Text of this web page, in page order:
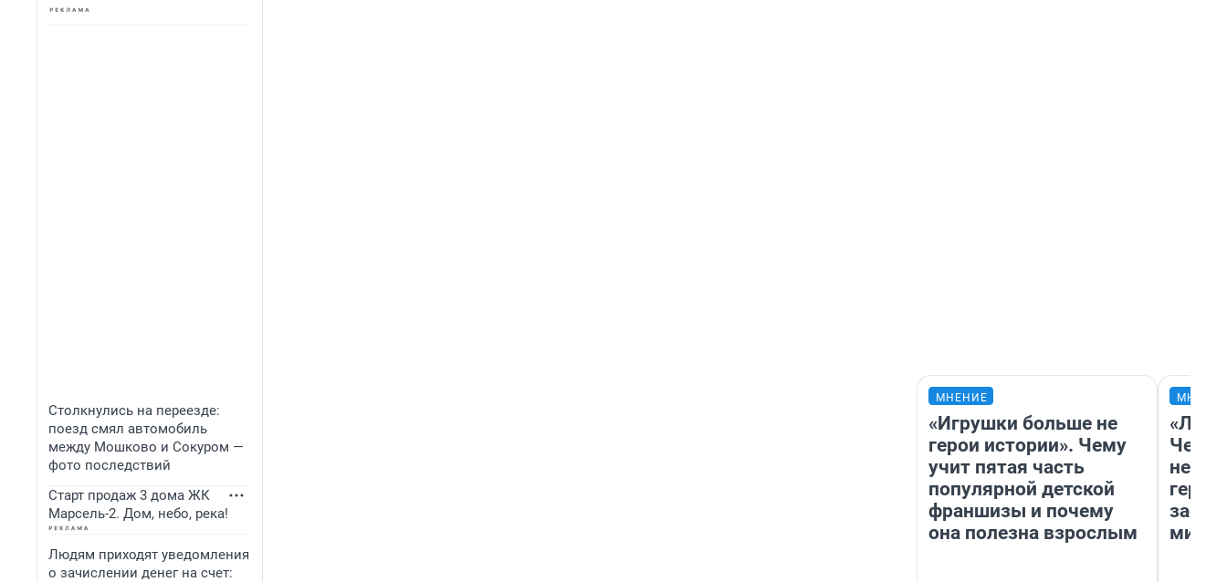
Столкнулись на переезде:
поезд смял автомобиль
между Мошково и Сокуром —
фото последствий
Старт продаж 3 дома ЖК
Марсель-2. Дом, небо, река!
Людям приходят уведомления
о зачислении денег на счет:
МНЕНИЕ
«Игрушки больше не
герои истории». Чему
учит пятая часть
популярной детской
франшизы и почему
она полезна взрослым
Чем
герои